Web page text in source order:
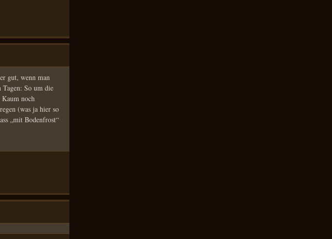
gut, wenn man
Tagen: So um die
noch
(was ja hier so
„mit Bodenfrost“